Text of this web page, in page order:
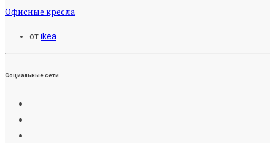
Офисные кресла
отikea
Социальные сети